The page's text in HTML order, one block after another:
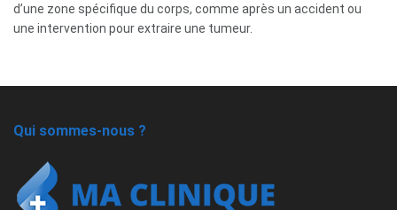
d’une zone spécifique du corps, comme après un accident ou
une intervention pour extraire une tumeur.
Qui sommes-nous ?